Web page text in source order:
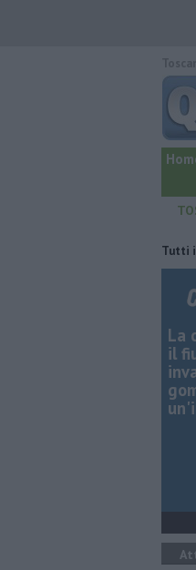
Tutti
Cinghiale si rinfresca
La
il